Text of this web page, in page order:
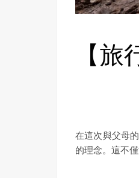
【
在這次與父母
的理念。這不